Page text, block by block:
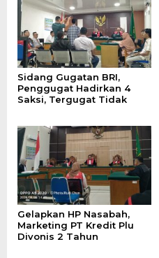
Sidang Gugatan BRI,
Penggugat Hadirkan 4
Saksi, Tergugat Tidak
Gelapkan HP Nasabah,
Marketing PT Kredit Plu
Divonis 2 Tahun